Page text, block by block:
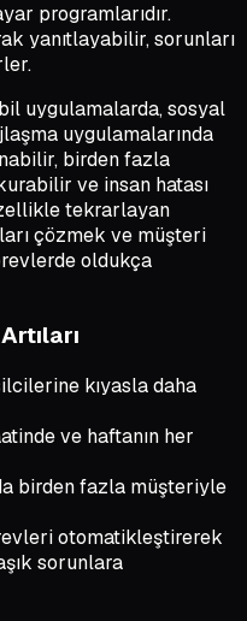
programlarıdır.
yanıtlayabilir, sorunları
uygulamalarda, sosyal
uygulamalarında
birden fazla
ve insan hatası
tekrarlayan
çözmek ve müşteri
oldukça
kıyasla daha
ve haftanın her
birden fazla müşteriyle
otomatikleştirerek
sorunlara